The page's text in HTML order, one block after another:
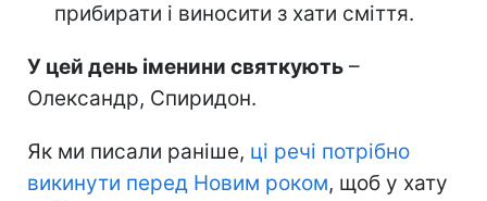
прибирати і виносити з хати сміття.
У цей день іменини святкують –
Олександр, Спиридон.
Як ми писали раніше, ці речі потрібно
викинути перед Новим роком, щоб у хату